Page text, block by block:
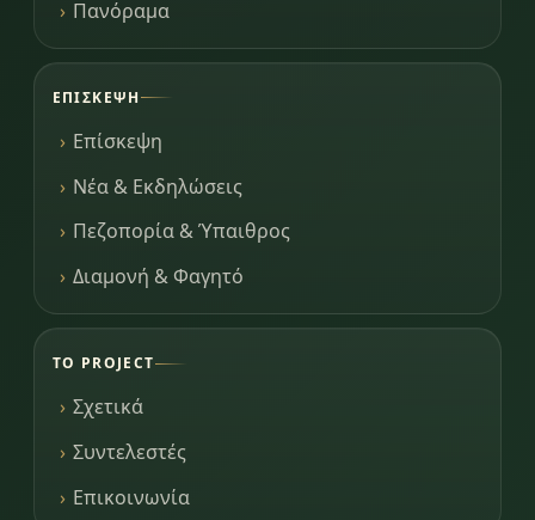
Πανόραμα
ΕΠΊΣΚΕΨΗ
Επίσκεψη
Νέα & Εκδηλώσεις
Πεζοπορία & Ύπαιθρος
Διαμονή & Φαγητό
ΤΟ PROJECT
Σχετικά
Συντελεστές
Επικοινωνία